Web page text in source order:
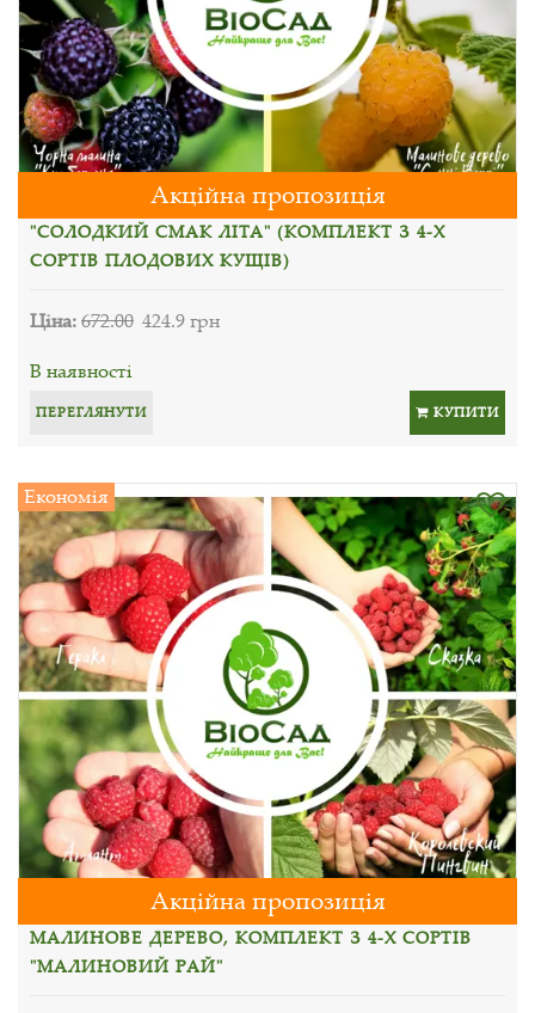
Акційна пропозиція
"СОЛОДКИЙ СМАК ЛІТА" (КОМПЛЕКТ З 4-Х
СОРТІВ ПЛОДОВИХ КУЩІВ)
Ціна:672.00 424.9 грн
В наявності
ПЕРЕГЛЯНУТИ КУПИТИ
Економія
Акційна пропозиція
МАЛИНОВЕ ДЕРЕВО, КОМПЛЕКТ З 4-Х СОРТІВ
"МАЛИНОВИЙ РАЙ"